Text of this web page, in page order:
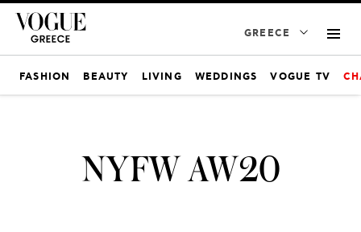
GREECE
FASHION BEAUTY LIVING WEDDINGS VOGUE TV
NYFW AW20